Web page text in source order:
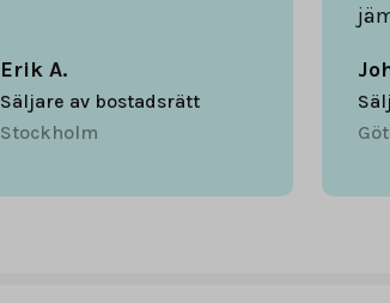
Erik A.
Säljare av bostadsrätt
Stockholm